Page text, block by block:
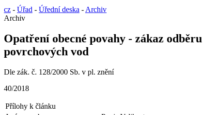
cz - Úřad - Úřední deska - Archiv
Archiv
Opatření obecné povahy - zákaz odběru
povrchových vod
Dle zák. č. 128/2000 Sb. v pl. znění
40/2018
Přílohy k článku